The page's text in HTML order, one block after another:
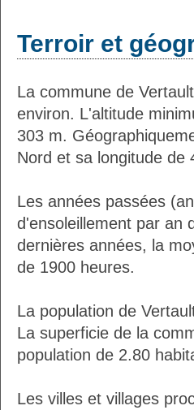
Terroir et
La commune de
environ. L'altitude
303 m.
Nord et sa longitude de
Les années passées
d'ensoleillement par an
dernières années, la
de 1900 heures.
La population de
La superficie de la
population de 2.80
Les villes et villages